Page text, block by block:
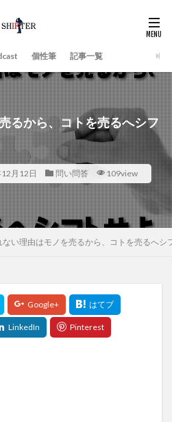
個性筆 記事一覧
るから、コトを売るへシフ
月12日 問い問答 109view
ない理由はモノを売るから、コトを売るへシ